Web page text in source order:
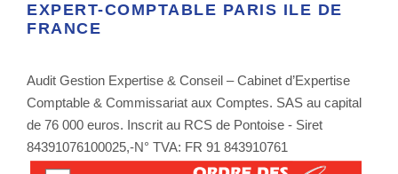
EXPERT-COMPTABLE PARIS ILE DE
FRANCE
Audit Gestion Expertise & Conseil – Cabinet d’Expertise
Comptable & Commissariat aux Comptes. SAS au capital
de 76 000 euros. Inscrit au RCS de Pontoise - Siret
84391076100025,-N° TVA: FR 91 843910761